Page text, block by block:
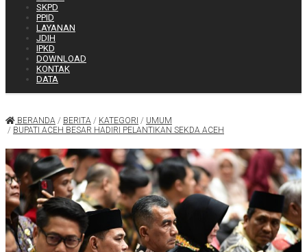
SKPD
PPID
LAYANAN
JDIH
IPKD
DOWNLOAD
KONTAK
DATA
BERANDA / BERITA / KATEGORI / UMUM
/ BUPATI ACEH BESAR HADIRI PELANTIKAN SEKDA ACEH